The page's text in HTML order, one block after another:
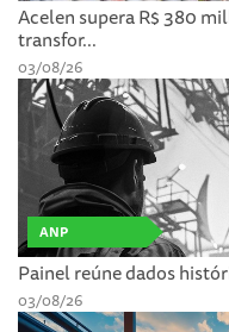
Acelen supera R$ 380
transfor...
03/08/26
ANP
Painel reúne dados
03/08/26